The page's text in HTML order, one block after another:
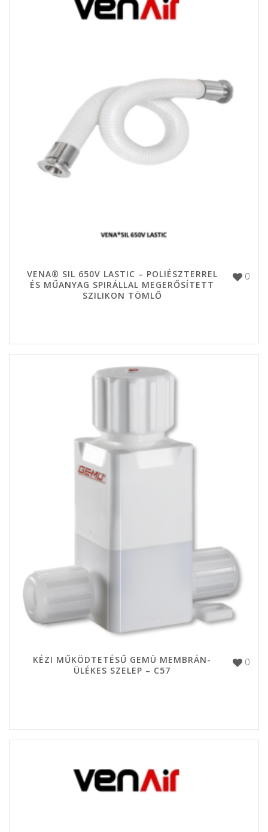
0
VENA® SIL 650V LASTIC – POLIÉSZTERREL
ÉS MŰANYAG SPIRÁLLAL MEGERŐSÍTETT
SZILIKON TÖMLŐ
0
KÉZI MŰKÖDTETÉSŰ GEMÜ MEMBRÁN-
ÜLÉKES SZELEP – C57